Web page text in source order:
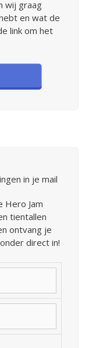
wij graag
en wat de
link om het
in je mail
Hero Jam
tientallen
ontvang je
direct in!